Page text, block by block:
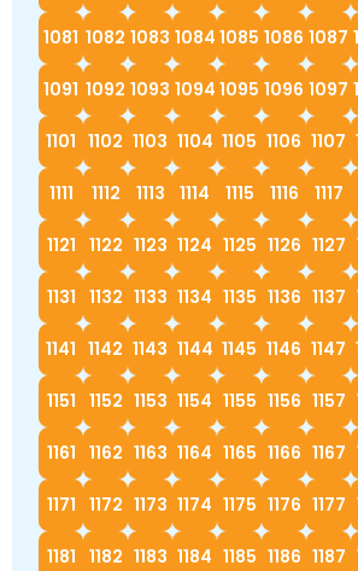
1081 1082 1083 1084 1085 1086 1087
1091 1092 1093 1094 1095 1096 1097
1101 1102 1103 1104 1105 1106 1107
1111 1112 1113 1114 1115 1116 1117
1121 1122 1123 1124 1125 1126 1127
1131 1132 1133 1134 1135 1136 1137
1141 1142 1143 1144 1145 1146 1147
1151 1152 1153 1154 1155 1156 1157
1161 1162 1163 1164 1165 1166 1167
1171 1172 1173 1174 1175 1176 1177
1181 1182 1183 1184 1185 1186 1187